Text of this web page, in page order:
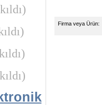
Firma veya Ürün: